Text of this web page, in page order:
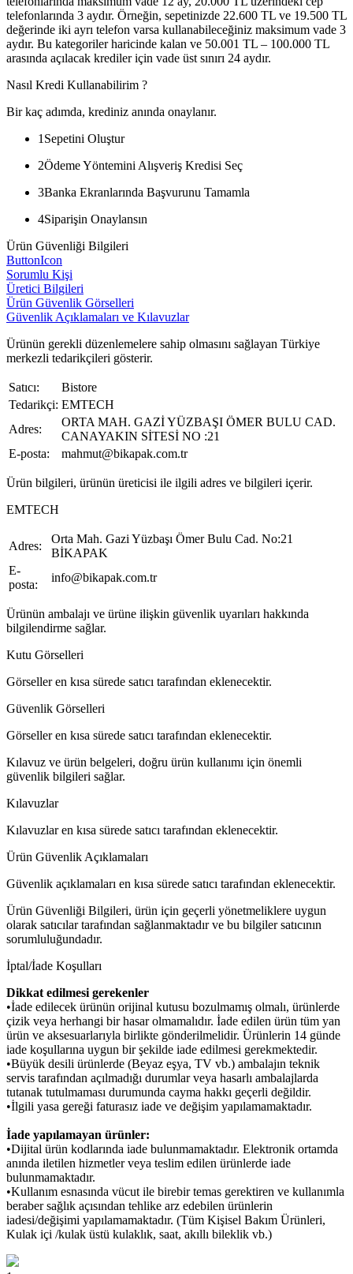
telefonlarında 3 aydır. Örneğin, sepetinizde 22.600 TL ve 19.500 TL
değerinde iki ayrı telefon varsa kullanabileceğiniz maksimum vade 3
aydır. Bu kategoriler haricinde kalan ve 50.001 TL – 100.000 TL
arasında açılacak krediler için vade üst sınırı 24 aydır.
Nasıl Kredi Kullanabilirim ?
Bir kaç adımda, krediniz anında onaylanır.
1 Sepetini Oluştur
2Ödeme Yöntemini Alışveriş Kredisi Seç
3Banka Ekranlarında Başvurunu Tamamla
4Siparişin Onaylansın
Ürün Güvenliği Bilgileri
ButtonIcon
Sorumlu Kişi
Üretici Bilgileri
Ürün Güvenlik Görselleri
Güvenlik Açıklamaları ve Kılavuzlar
Ürünün gerekli düzenlemelere sahip olmasını sağlayan Türkiye
merkezli tedarikçileri gösterir.
Satıcı:
Bistore
Tedarikçi: EMTECH
Adres:
ORTA MAH. GAZİ YÜZBAŞI ÖMER BULU CAD.
CANAYAKIN SİTESİ NO :21
E-posta:
mahmut@bikapak.com.tr
Ürün bilgileri, ürünün üreticisi ile ilgili adres ve bilgileri içerir.
EMTECH
Adres:
Orta Mah. Gazi Yüzbaşı Ömer Bulu Cad. No:21
BİKAPAK
E-
posta:
info@bikapak.com.tr
Ürünün ambalajı ve ürüne ilişkin güvenlik uyarıları hakkında
bilgilendirme sağlar.
Kutu Görselleri
Görseller en kısa sürede satıcı tarafından eklenecektir.
Güvenlik Görselleri
Görseller en kısa sürede satıcı tarafından eklenecektir.
Kılavuz ve ürün belgeleri, doğru ürün kullanımı için önemli
güvenlik bilgileri sağlar.
Kılavuzlar
Kılavuzlar en kısa sürede satıcı tarafından eklenecektir.
Ürün Güvenlik Açıklamaları
Güvenlik açıklamaları en kısa sürede satıcı tarafından eklenecektir.
Ürün Güvenliği Bilgileri, ürün için geçerli yönetmeliklere uygun
olarak satıcılar tarafından sağlanmaktadır ve bu bilgiler satıcının
sorumluluğundadır.
İptal/İade Koşulları
Dikkat edilmesi gerekenler
•İade edilecek ürünün orijinal kutusu bozulmamış olmalı, ürünlerde
çizik veya herhangi bir hasar olmamalıdır. İade edilen ürün tüm yan
ürün ve aksesuarlarıyla birlikte gönderilmelidir. Ürünlerin 14 günde
iade koşullarına uygun bir şekilde iade edilmesi gerekmektedir.
•Büyük desili ürünlerde (Beyaz eşya, TV vb.) ambalajın teknik
servis tarafından açılmadığı durumlar veya hasarlı ambalajlarda
tutanak tutulmaması durumunda cayma hakkı geçerli değildir.
•İlgili yasa gereği faturasız iade ve değişim yapılamamaktadır.
İade yapılamayan ürünler:
•Dijital ürün kodlarında iade bulunmamaktadır. Elektronik ortamda
anında iletilen hizmetler veya teslim edilen ürünlerde iade
bulunmamaktadır.
•Kullanım esnasında vücut ile birebir temas gerektiren ve kullanımla
beraber sağlık açısından tehlike arz edebilen ürünlerin
iadesi/değişimi yapılamamaktadır. (Tüm Kişisel Bakım Ürünleri,
Kulak içi /kulak üstü kulaklık, saat, akıllı bileklik vb.)